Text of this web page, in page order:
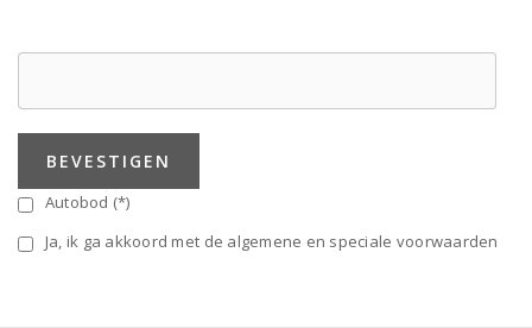
BEVESTIGEN
Autobod (*)
Ja, ik ga akkoord met de algemene en speciale voorwaarden